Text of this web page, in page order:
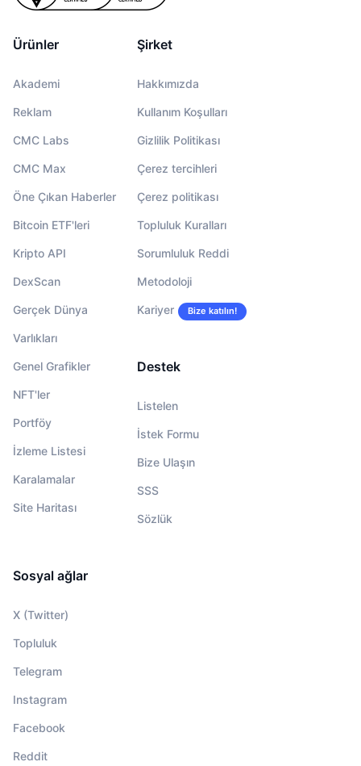
Ürünler
Akademi
Reklam
CMC Labs
CMC Max
Öne Çıkan Haberler
Bitcoin ETF'leri
Kripto API
DexScan
Gerçek Dünya
Varlıkları
Genel Grafikler
NFT'ler
Portföy
İzleme Listesi
Karalamalar
Site Haritası
Şirket
Hakkımızda
Kullanım Koşulları
Gizlilik Politikası
Çerez tercihleri
Çerez politikası
Topluluk Kuralları
Sorumluluk Reddi
Metodoloji
Kariyer Bize katılın!
Destek
Listelen
İstek Formu
Bize Ulaşın
SSS
Sözlük
Sosyal ağlar
X (Twitter)
Topluluk
Telegram
Instagram
Facebook
Reddit